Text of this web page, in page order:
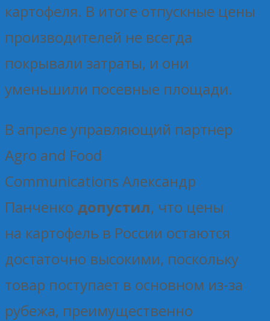
картофеля. В итоге отпускные цены
производителей не всегда
покрывали затраты, и они
уменьшили посевные площади.
В апреле управляющий партнер
Agro and Food
Communications Александр
Панченко допустил, что цены
на картофель в России остаются
достаточно высокими, поскольку
товар поступает в основном из-за
рубежа, преимущественно